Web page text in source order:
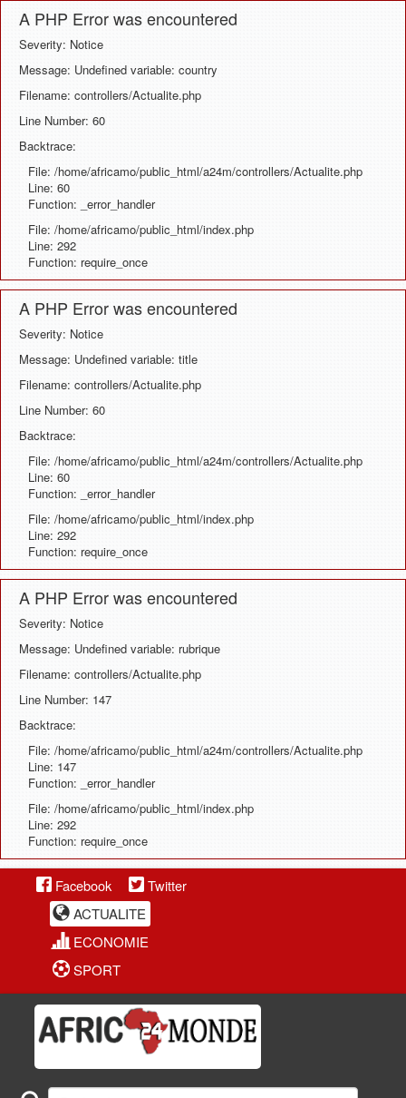
A PHP Error was encountered
Severity: Notice
Message: Undefined variable: country
Filename: controllers/Actualite.php
Line Number: 60
Backtrace:
File: /home/africamo/public_html/a24m/controllers/Actualite.php
Line: 60
Function: _error_handler
File: /home/africamo/public_html/index.php
Line: 292
Function: require_once
A PHP Error was encountered
Severity: Notice
Message: Undefined variable: title
Filename: controllers/Actualite.php
Line Number: 60
Backtrace:
File: /home/africamo/public_html/a24m/controllers/Actualite.php
Line: 60
Function: _error_handler
File: /home/africamo/public_html/index.php
Line: 292
Function: require_once
A PHP Error was encountered
Severity: Notice
Message: Undefined variable: rubrique
Filename: controllers/Actualite.php
Line Number: 147
Backtrace:
File: /home/africamo/public_html/a24m/controllers/Actualite.php
Line: 147
Function: _error_handler
File: /home/africamo/public_html/index.php
Line: 292
Function: require_once
Facebook
Twitter
ACTUALITE
ECONOMIE
SPORT